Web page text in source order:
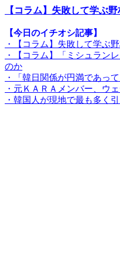
【コラム】失敗して学ぶ
【今日のイチオシ記事】
・【コラム】失敗して学ぶ
・【コラム】「ミシュラン
のか
・「韓日関係が円満であっ
・元ＫＡＲＡメンバー、ウ
・韓国人が現地で最も多く